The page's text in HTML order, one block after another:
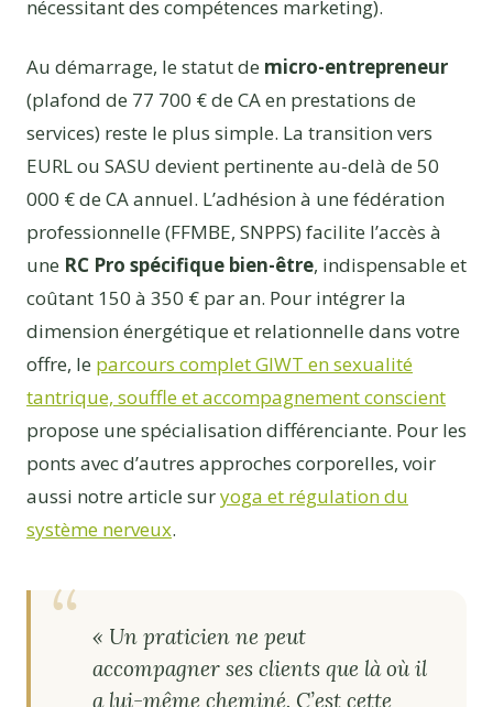
nécessitant des compétences marketing).
Au démarrage, le statut de micro-entrepreneur
(plafond de 77 700 € de CA en prestations de
services) reste le plus simple. La transition vers
EURL ou SASU devient pertinente au-delà de 50
000 € de CA annuel. L’adhésion à une fédération
professionnelle (FFMBE, SNPPS) facilite l’accès à
une RC Pro spécifique bien-être, indispensable et
coûtant 150 à 350 € par an. Pour intégrer la
dimension énergétique et relationnelle dans votre
offre, le parcours complet GIWT en sexualité
tantrique, souffle et accompagnement conscient
propose une spécialisation différenciante. Pour les
ponts avec d’autres approches corporelles, voir
aussi notre article suryoga et régulation du
système nerveux.
« Un praticien ne peut
accompagner ses clients que là où il
a lui-même cheminé. C’est cette